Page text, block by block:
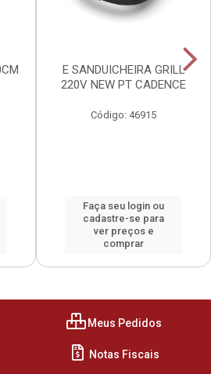
E SANDUICHEIRA GRILL
220V NEW PT CADENCE
Código: 46915
Faça seu login ou
cadastre-se para
ver preços e
comprar
Meus Pedidos
Notas Fiscais